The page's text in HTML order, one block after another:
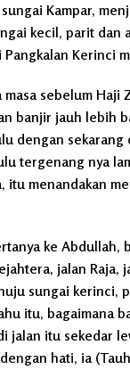
Kampar,
kecil, parit dan
Kerinci
masa sebelum Haji
banjir jauh lebih
dengan
tergenang nya
itu menandakan
ke Abdullah,
jalan Raja,
sungai kerinci,
itu, bagaimana
jalan itu sekedar
hati, ia